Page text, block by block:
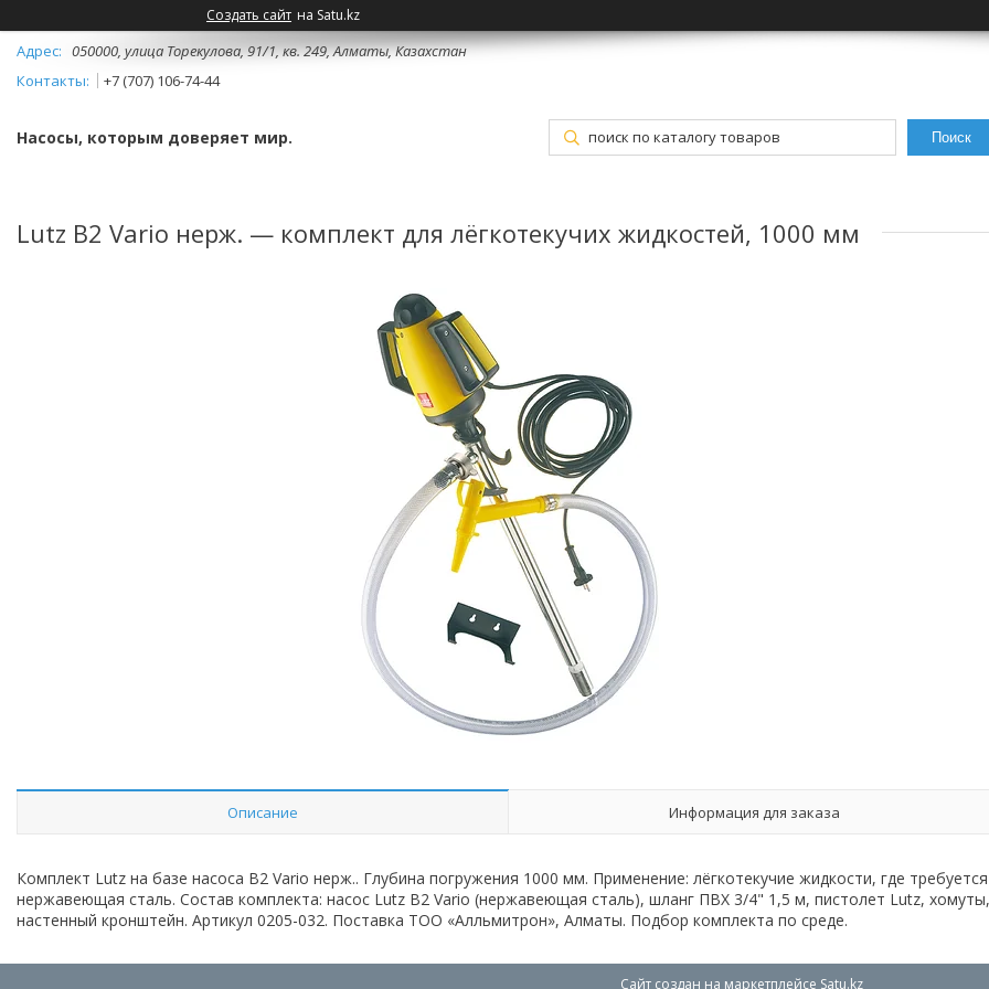
Создать сайт на Satu.kz
050000, улица Торекулова, 91/1, кв. 249, Алматы, Казахстан
+7 (707) 106-74-44
Насосы, которым доверяет мир. Поиск
Lutz B2 Vario нерж. — комплект для лёгкотекучих жидкостей, 1000 мм
Описание Информация для заказа
Комплект Lutz на базе насоса B2 Vario нерж.. Глубина погружения 1000 мм. Применение: лёгкотекучие жидкости, где требуется
нержавеющая сталь. Состав комплекта: насос Lutz B2 Vario (нержавеющая сталь), шланг ПВХ 3/4" 1,5 м, пистолет Lutz, хомуты,
настенный кронштейн. Артикул 0205-032. Поставка ТОО «Алльмитрон», Алматы. Подбор комплекта по среде.
Сайт создан на маркетплейсе Satu.kz